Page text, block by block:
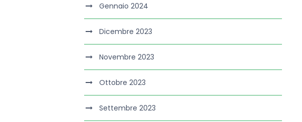
Gennaio 2024
Dicembre 2023
Novembre 2023
Ottobre 2023
Settembre 2023